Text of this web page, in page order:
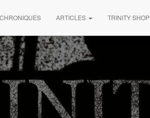
CHRONIQUES ARTICLES TRINITY SHOP